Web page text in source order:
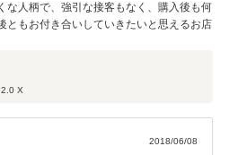
な人柄で、強引な接客もなく、購入後も何
ともお付き合いしていきたいと思えるお店
X
2018/06/08